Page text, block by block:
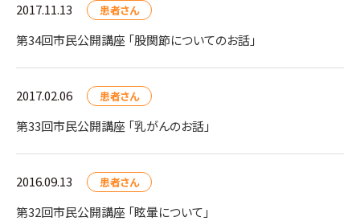
2017.11.13 患者さん
第34回市民公開講座 「股関節についてのお話」
2017.02.06 患者さん
第33回市民公開講座 「乳がんのお話」
2016.09.13 患者さん
第32回市民公開講座 「眩暈について」